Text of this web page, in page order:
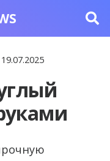
19.07.2025